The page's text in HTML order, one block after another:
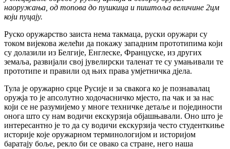
наоружања, од топова до пушкица и пиштоља величине 2цм
који пуцају.
Руско оружарство заиста нема такмаца, руски оружари су
током вијекова желећи да покажу западним прототипима који
су долазили из Белгије, Енглеске, Француске, из других
земаља, развијали свој јувелирски таленат те су умањивали те
прототипе и правили од њих права умјетничка дјела.
Тула је оружарно срце Русије и за свакога ко је познавалац
оружја то је апсолутно ходочасничко мјесто, па чак и за нас
који се не разумијемо у многе техничке детаље и појединости
онога што су нам водичи екскурзија објашњавали. Оно што је
интересантно је то да су водичи екскурзија често студенткиње
историје које оружарном терминологијом и историјом
баратају боље, рекло би се овако са стране, него наша